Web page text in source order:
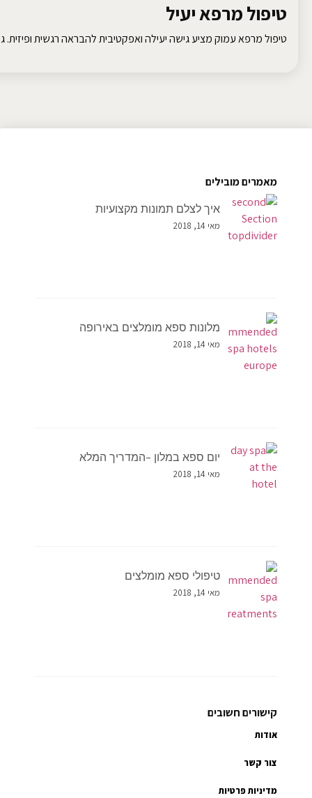
טיפול מרפא יעיל
טיפול מרפא עמוק מציע גישה יעילה ואפקטיבית להבראה רגשית ופיזית.
מאמרים מובילים
איך לצלם תמונות מקצועיות
מאי 14, 2018
מלונות ספא מומלצים באירופה
מאי 14, 2018
יום ספא במלון –המדריך המלא
מאי 14, 2018
טיפולי ספא מומלצים
מאי 14, 2018
קישורים חשובים
אודות
צור קשר
מדיניות פרטיות